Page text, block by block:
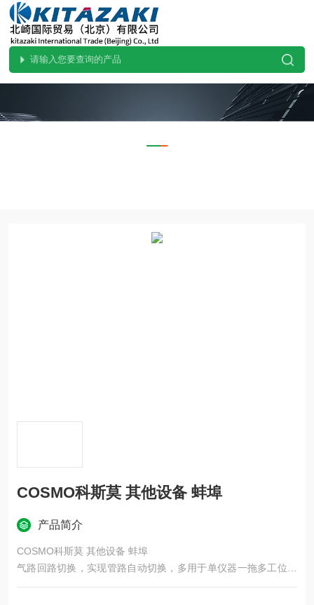
PRODUCTS CENTER
COSMO科斯莫 其他设备 蚌埠
产品简介
COSMO科斯莫 其他设备 蚌埠
气路回路切换，实现管路自动切换，多用于单仪器一拖多工位、
双通道比对式差压检漏； 多工位气密回路专用无泄漏切换阀，配